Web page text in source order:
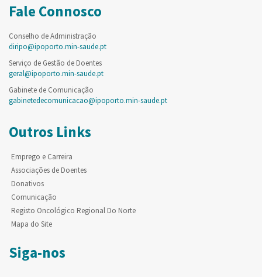
Fale Connosco
Conselho de Administração
diripo@ipoporto.min-saude.pt
Serviço de Gestão de Doentes
geral@ipoporto.min-saude.pt
Gabinete de Comunicação
gabinetedecomunicacao@ipoporto.min-saude.pt
Outros Links
Emprego e Carreira
Associações de Doentes
Donativos
Comunicação
Registo Oncológico Regional Do Norte
Mapa do Site
Siga-nos